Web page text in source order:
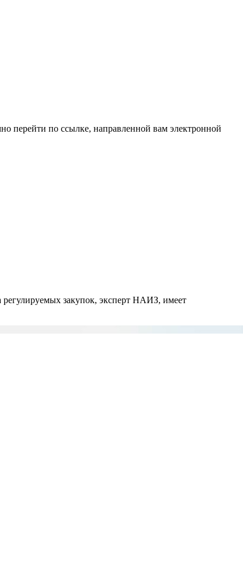
перейти по ссылке, направленной вам электронной
закупок, эксперт НАИЗ, имеет